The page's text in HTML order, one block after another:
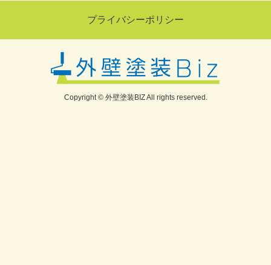
プライバシーポリシー
Copyright © 外壁塗装BIZ All rights reserved.